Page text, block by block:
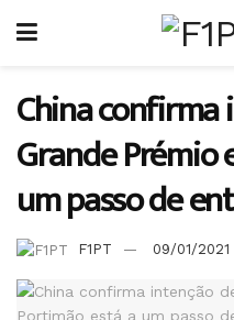
China
Grande Prémio
um passo de
F1PT 09/01/2021